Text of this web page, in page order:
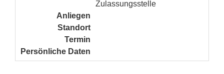
Zulassungsstelle
Anliegen
Standort
Termin
Persönliche Daten